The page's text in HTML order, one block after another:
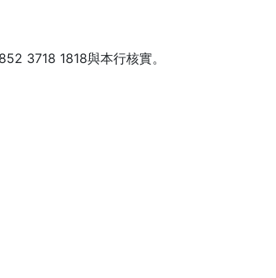
3718 1818與本行核實。